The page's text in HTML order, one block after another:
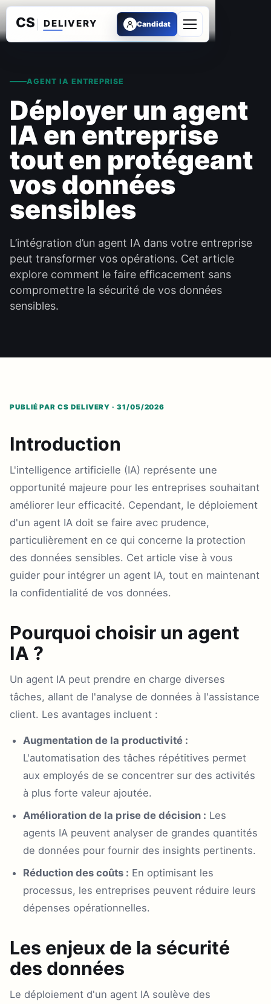
Candidat
Ouvrir le menu
AGENT IA ENTREPRISE
Déployer un agent
IA en entreprise
tout en protégeant
vos données
sensibles
L’intégration d’un agent IA dans votre entreprise
peut transformer vos opérations. Cet article
explore comment le faire efficacement sans
compromettre la sécurité de vos données
sensibles.
PUBLIÉ PAR CS DELIVERY · 31/05/2026
Introduction
L'intelligence artificielle (IA) représente une
opportunité majeure pour les entreprises souhaitant
améliorer leur efficacité. Cependant, le déploiement
d'un agent IA doit se faire avec prudence,
particulièrement en ce qui concerne la protection
des données sensibles. Cet article vise à vous
guider pour intégrer un agent IA, tout en maintenant
la confidentialité de vos données.
Pourquoi choisir un agent
IA ?
Un agent IA peut prendre en charge diverses
tâches, allant de l'analyse de données à l'assistance
client. Les avantages incluent :
Augmentation de la productivité :
L'automatisation des tâches répétitives permet
aux employés de se concentrer sur des activités
à plus forte valeur ajoutée.
Amélioration de la prise de décision : Les
agents IA peuvent analyser de grandes quantités
de données pour fournir des insights pertinents.
Réduction des coûts : En optimisant les
processus, les entreprises peuvent réduire leurs
dépenses opérationnelles.
Les enjeux de la sécurité
des données
Le déploiement d'un agent IA soulève des